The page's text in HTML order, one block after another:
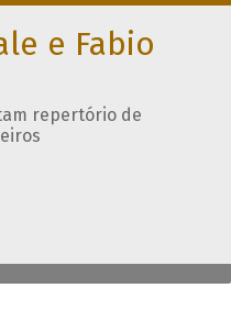
e Fabio
repertório de